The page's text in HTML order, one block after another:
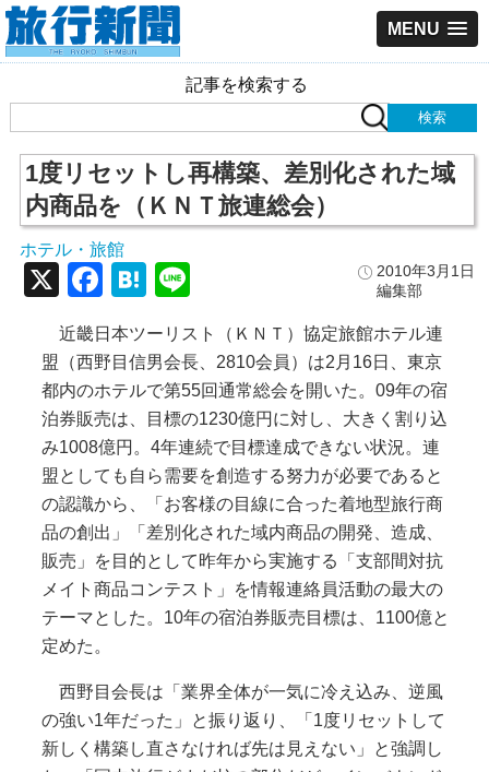
MENU
記事を検索する
1度リセットし再構築、差別化された域
内商品を（ＫＮＴ旅連総会）
ホテル・旅館
2010年3月1日
編集部
X Facebook
Hatena
近畿日本ツーリスト（ＫＮＴ）協定旅館ホテル連
盟（西野目信男会長、2810会員）は2月16日、東京
都内のホテルで第55回通常総会を開いた。09年の宿
泊券販売は、目標の1230億円に対し、大きく割り込
み1008億円。4年連続で目標達成できない状況。連
盟としても自ら需要を創造する努力が必要であると
の認識から、「お客様の目線に合った着地型旅行商
品の創出」「差別化された域内商品の開発、造成、
販売」を目的として昨年から実施する「支部間対抗
メイト商品コンテスト」を情報連絡員活動の最大の
テーマとした。10年の宿泊券販売目標は、1100億と
定めた。
西野目会長は「業界全体が一気に冷え込み、逆風
の強い1年だった」と振り返り、「1度リセットして
新しく構築し直さなければ先は見えない」と強調し